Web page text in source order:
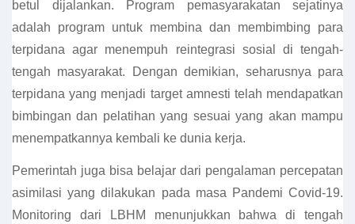
betul dijalankan. Program pemasyarakatan sejatinya
adalah program untuk membina dan membimbing para
terpidana agar menempuh reintegrasi sosial di tengah-
tengah masyarakat. Dengan demikian, seharusnya para
terpidana yang menjadi target amnesti telah mendapatkan
bimbingan dan pelatihan yang sesuai yang akan mampu
menempatkannya kembali ke dunia kerja.
Pemerintah juga bisa belajar dari pengalaman percepatan
asimilasi yang dilakukan pada masa Pandemi Covid-19.
Monitoring dari LBHM menunjukkan bahwa di tengah